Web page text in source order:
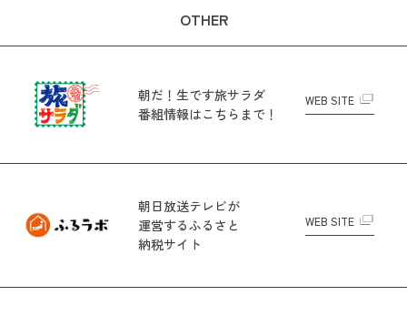
OTHER
朝だ！生です旅サラダ
番組情報はこちらまで！
WEB SITE
朝日放送テレビが
運営するふるさと
納税サイト
WEB SITE